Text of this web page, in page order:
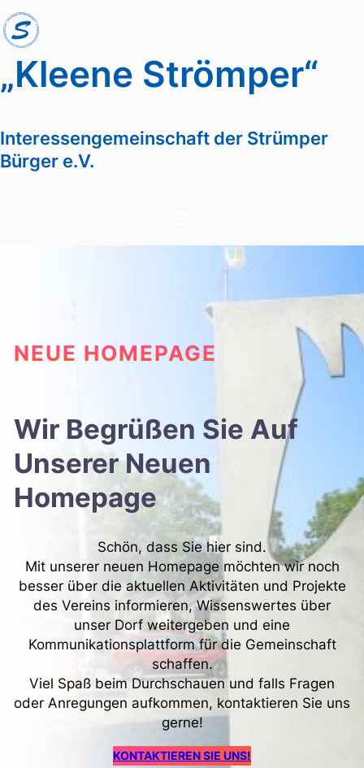
Zum
Inhalt
springen
„Kleene Strömper“
Interessengemeinschaft der Strümper
Bürger e.V.
NEUE HOMEPAGE
Wir Begrüßen Sie Auf
Unserer Neuen
Homepage
Schön, dass Sie hier sind.
Mit unserer neuen Homepage möchten wir noch
besser über die aktuellen Aktivitäten und Projekte
des Vereins informieren, Wissenswertes über
unser Dorf weitergeben und eine
Kommunikationsplattform für die Gemeinschaft
schaffen.
Viel Spaß beim Durchschauen und falls Fragen
oder Anregungen aufkommen, kontaktieren Sie uns
gerne!
KONTAKTIEREN SIE UNS!